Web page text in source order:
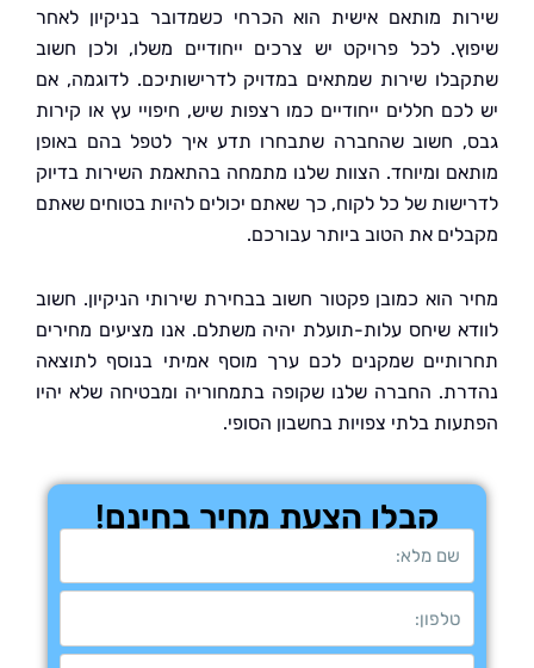
מותאם אישית הוא הכרחי כשמדובר בניקיון לאחר
לכל פרויקט יש צרכים ייחודיים משלו, ולכן חשוב
שירות שמתאים במדויק לדרישותיכם. לדוגמה, אם
חללים ייחודיים כמו רצפות שיש, חיפויי עץ או קירות
חשוב שהחברה שתבחרו תדע איך לטפל בהם באופן
ומיוחד. הצוות שלנו מתמחה בהתאמת השירות בדיוק
של כל לקוח, כך שאתם יכולים להיות בטוחים שאתם
את הטוב ביותר עבורכם.
הוא כמובן פקטור חשוב בבחירת שירותי הניקיון. חשוב
שיחס עלות-תועלת יהיה משתלם. אנו מציעים מחירים
שמקנים לכם ערך מוסף אמיתי בנוסף לתוצאה
החברה שלנו שקופה בתמחוריה ומבטיחה שלא יהיו
בלתי צפויות בחשבון הסופי.
קבלו הצעת מחיר בחינם!